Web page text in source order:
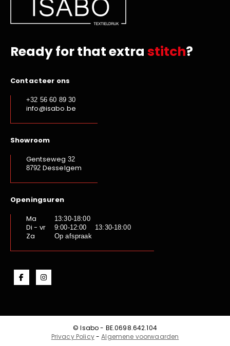
Ready for that extra stitch?
Contacteer ons
+32 56 60 89 30
info@isabo.be
Showroom
Gentseweg 32
8792 Desselgem
Openingsuren
Ma
13:30-18:00
Di - vr 9:00-12:00 13:30-18:00
Za Op afspraak
© Isabo - BE.0698.642.104
Privacy Policy-Algemene voorwaarden